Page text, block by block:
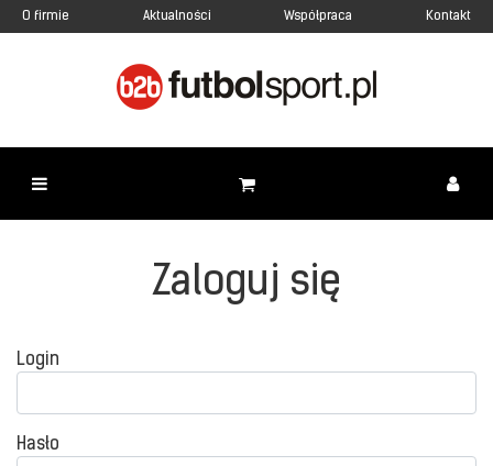
O firmie Aktualności Współpraca Kontakt
Zaloguj się
Login
Hasło